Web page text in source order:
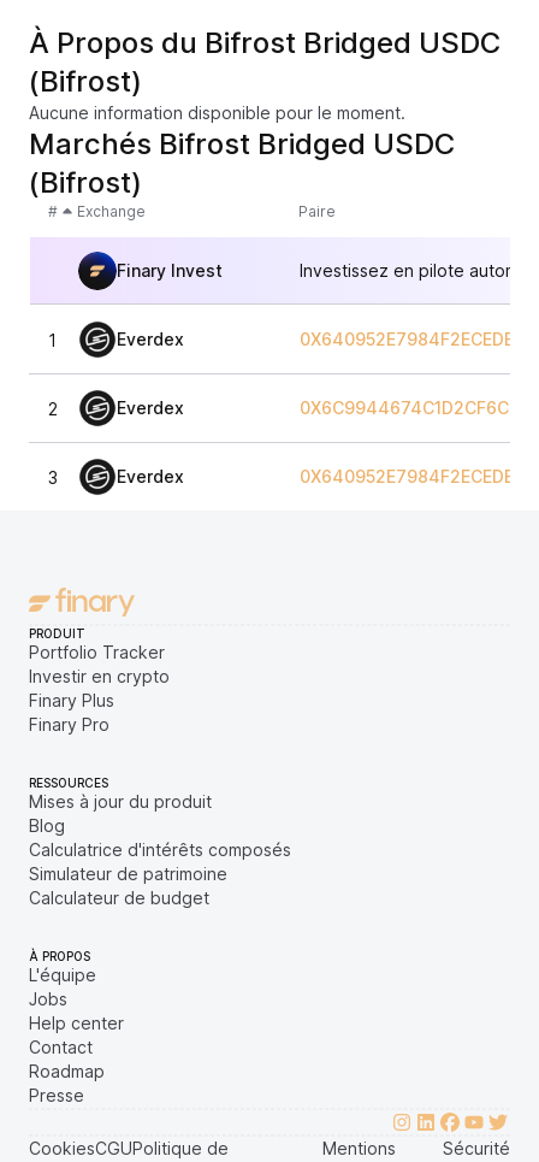
À Propos du Bifrost Bridged USDC
(Bifrost)
Aucune information disponible pour le moment.
Marchés Bifrost Bridged USDC
(Bifrost)
# Exchange Paire
Finary Invest Investissez en pilote
1 Everdex
2 Everdex
3 Everdex
PRODUIT
Portfolio Tracker
Investir en crypto
Finary Plus
Finary Pro
RESSOURCES
Mises à jour du produit
Blog
Calculatrice d'intérêts composés
Simulateur de patrimoine
Calculateur de budget
À PROPOS
L'équipe
Jobs
Help center
Contact
Roadmap
Presse
CookiesCGUPolitique de Mentions Sécurité